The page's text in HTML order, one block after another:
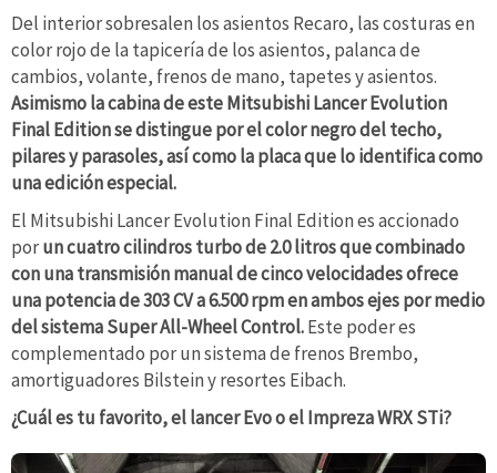
Del interior sobresalen los asientos Recaro, las costuras en
color rojo de la tapicería de los asientos, palanca de
cambios, volante, frenos de mano, tapetes y asientos.
Asimismo la cabina de este Mitsubishi Lancer Evolution
Final Edition se distingue por el color negro del techo,
pilares y parasoles, así como la placa que lo identifica como
una edición especial.
El Mitsubishi Lancer Evolution Final Edition es accionado
porun cuatro cilindros turbo de 2.0 litros que combinado
con una transmisión manual de cinco velocidades ofrece
una potencia de 303 CV a 6.500 rpm en ambos ejes por medio
del sistema Super All-Wheel Control.Este poder es
complementado por un sistema de frenos Brembo,
amortiguadores Bilstein y resortes Eibach.
¿Cuál es tu favorito, el lancer Evo o el Impreza WRX STi?